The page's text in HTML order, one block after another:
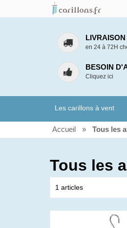
en 24 à 72H
BESOIN
Cliquez ici
Les carillons à vent
Accueil » Tous les
Tous les
1 articles